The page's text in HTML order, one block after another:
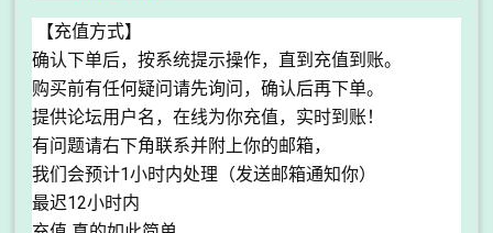
【充值方式】
确认下单后，按系统提示操作，直到充值到账。
购买前有任何疑问请先询问，确认后再下单。
提供论坛用户名，在线为你充值，实时到账！
有问题请右下角联系并附上你的邮箱，
我们会预计1小时内处理（发送邮箱通知你）
最迟12小时内